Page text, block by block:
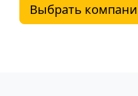
Выбрать